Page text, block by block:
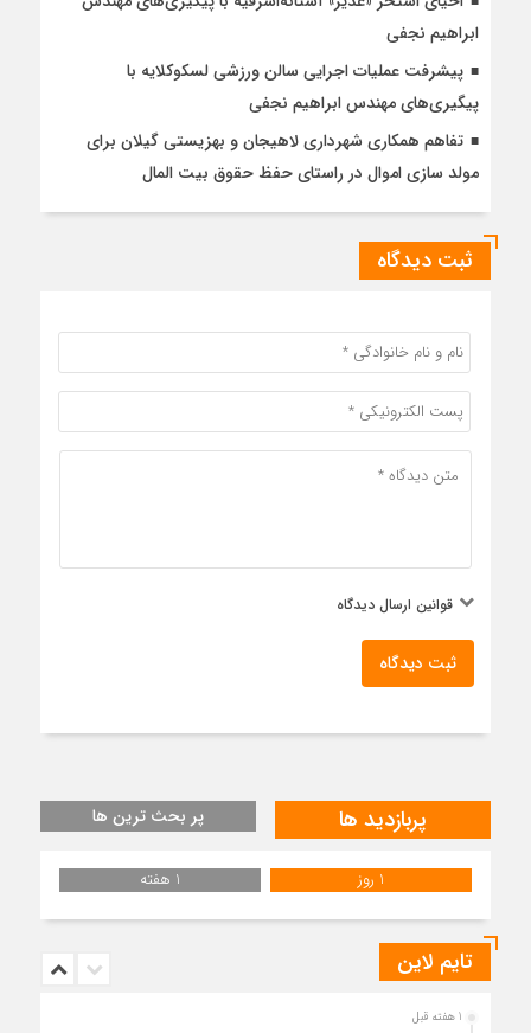
ابراهیم نجفی
پیشرفت عملیات اجرایی سالن ورزشی لسکوکلایه با
پیگیری‌های مهندس ابراهیم نجفی
تفاهم همکاری شهرداری لاهیجان و بهزیستی گیلان برای
مولد سازی اموال در راستای حفظ حقوق بیت المال
ثبت دیدگاه
قوانین ارسال دیدگاه
ثبت دیدگاه
پربازدید ها پر بحث ترین ها
1 روز 1 هفته
تایم لاین
1 هفته قبل